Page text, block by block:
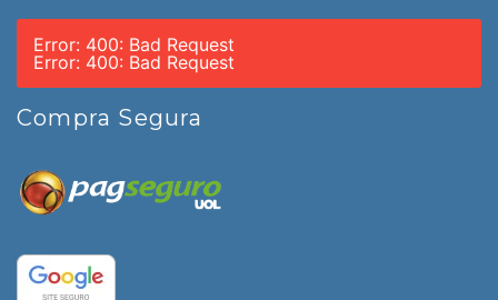
Error: 400: Bad Request
Error: 400: Bad Request
Compra Segura